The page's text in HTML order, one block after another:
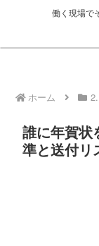
働く現場で
ホーム
誰に年賀状
準と送付リ